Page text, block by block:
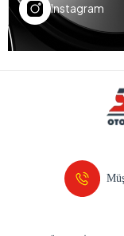
Instagram